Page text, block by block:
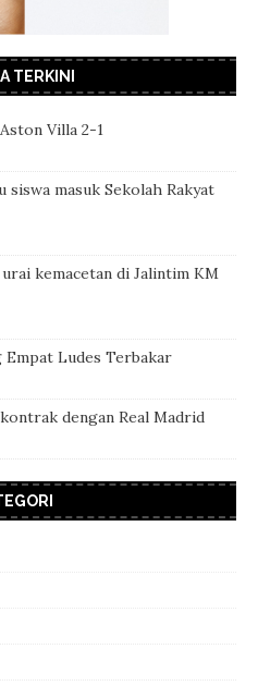
TERKINI
Villa 2-1
masuk Sekolah Rakyat
kemacetan di Jalintim KM
Empat Ludes Terbakar
dengan Real Madrid